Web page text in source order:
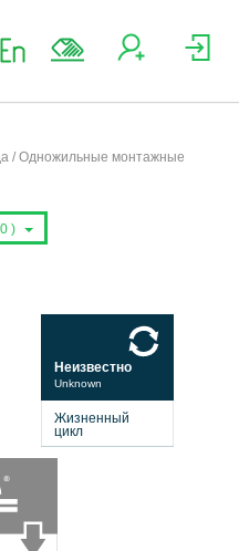
/ Одножильные монтажные
0 )